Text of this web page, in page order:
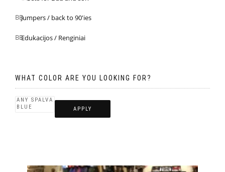
Jumpers / back to 90'ies
Edukacijos / Renginiai
WHAT COLOR ARE YOU LOOKING FOR?
APPLY